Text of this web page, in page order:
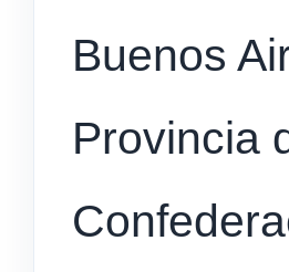
Buenos
Provincia